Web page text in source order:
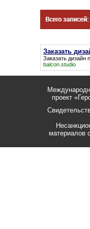
Всего записей:
Заказать
Заказать дизайн
balcon.studio
проект
материалов